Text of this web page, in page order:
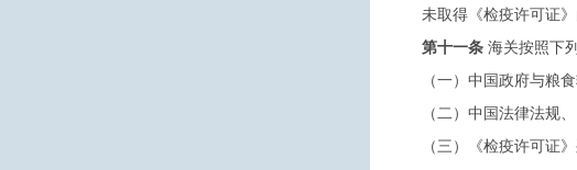
未取得《检疫许可证
第十一条 海关按照下
（一）中国政府与粮
（二）中国法律法规
（三）《检疫许可证